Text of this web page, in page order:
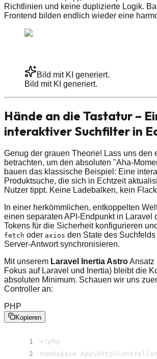
Richtlinien und keine duplizierte Logik.
Frontend bilden endlich wieder eine
Bild mit KI generiert.
Bild mit KI generiert.
Hände an die Tastatur –
interaktiver Suchfilter in
Genug der grauen Theorie! Lass uns den
betrachten, um den absoluten "Aha-
bauen das klassische Beispiel: Eine
Produktsuche, die sich in Echtzeit
Nutzer tippt. Keine Ladebalken, kein
In einer herkömmlichen, entkoppelten
einen separaten API-Endpunkt in Laravel
Tokens für die Sicherheit konfigurieren
fetch oder axios den State des
Server-Antwort synchronisieren.
Mit unserem Laravel Inertia AstroAnsatz
Fokus auf Laravel und Inertia) bleibt die
absoluten Minimum. Schauen wir uns
Controller an:
PHP
Kopieren
1 <
2
namespace App\ Http\